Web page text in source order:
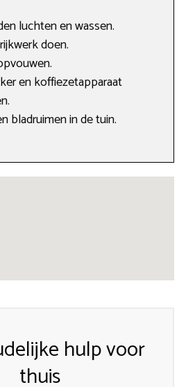
luchten en wassen.
doen.
en koffiezetapparaat
bladruimen in de tuin.
hulp voor
thuis